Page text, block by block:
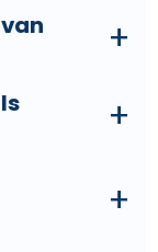
+
+
+